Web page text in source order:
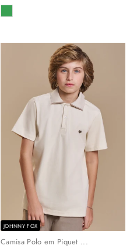
COR
JOHNNY FOX
Camisa Polo em Piquet ...